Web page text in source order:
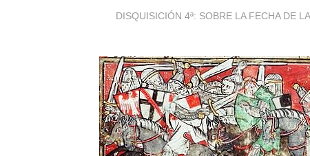
DISQUISICIÓN 4ª: SOBRE LA FECHA DE